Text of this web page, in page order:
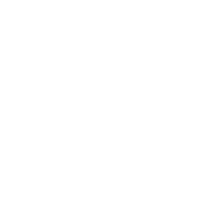
- Vanille